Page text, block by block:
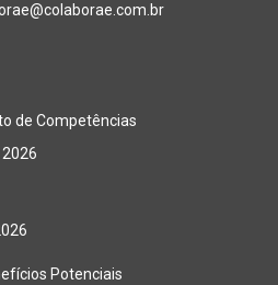
de Competências
Potenciais